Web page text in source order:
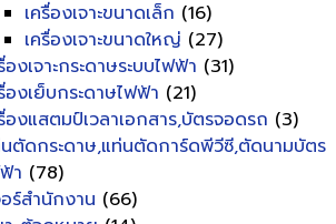
เครื่องเจาะขนาดเล็ก (16)
เครื่องเจาะขนาดใหญ่ (27)
องเจาะกระดาษระบบไฟฟ้า (31)
องเย็บกระดาษไฟฟ้า (21)
องแสตมป์เวลาเอกสาร,บัตรจอดรถ (3)
ตัดกระดาษ,แท่นตัดการ์ดพีวีซี,ตัดนามบัตร
า (78)
ร์สำนักงาน (66)